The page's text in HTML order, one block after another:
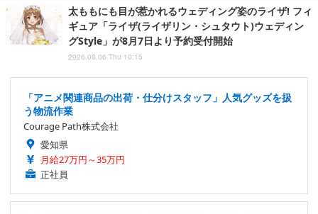
太ももにも目が惹かれるウェディング姿のライザ! フィ
ギュア「ライザ(ライザリン・シュタウト)ウェディン
グStyle」が8月7日より予約受付開始
2026.08.06 Thu 10:15
「アニメ関連商品の出荷・仕分けスタッフ」人気グッズを扱
う物流作業
Courage Path株式会社
愛知県
月給27万円～35万円
正社員